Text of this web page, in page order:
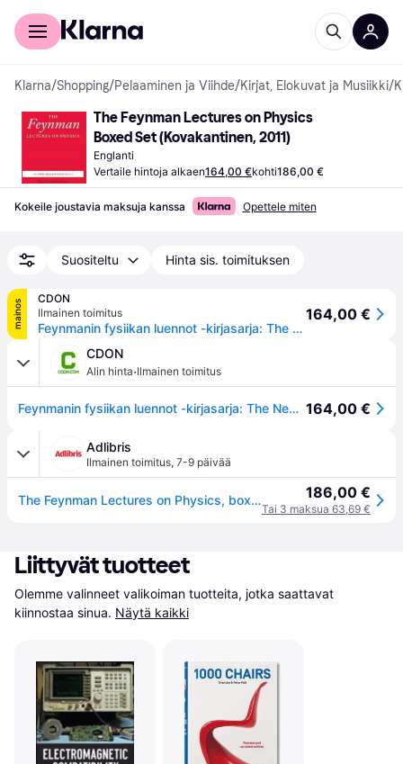
Kuluttajille
Klarna/Shopping/Pelaaminen ja Viihde/Kirjat, Elokuvat ja Musiikki/
The Feynman Lectures on Physics
Boxed Set (Kovakantinen, 2011)
Englanti
Vertaile hintoja alkaen164,00 €kohti186,00 €
Kokeile joustavia maksuja kanssa Opettele miten
Suositeltu Hinta sis. toimituksen
mainos
CDON
Ilmainen toimitus
Feynmanin fysiikan luennot -kirjasarja: The New Millennium Edition
164,00 €
CDON
Alin hinta·Ilmainen toimitus
Feynmanin fysiikan luennot -kirjasarja: The New Millennium Edition 164,00 €
Adlibris
Ilmainen toimitus, 7-9 päivää
The Feynman Lectures on Physics, boxed set 186,00 €
Tai 3 maksua 63,69 €
Liittyvät tuotteet
Olemme valinneet valikoiman tuotteita, jotka saattavat
kiinnostaa sinua. Näytä kaikki